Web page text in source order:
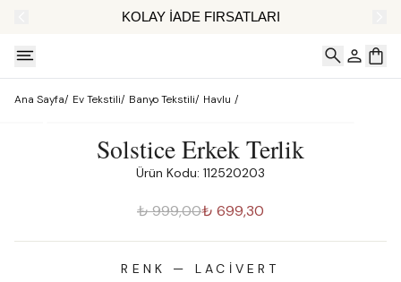
KOLAY İADE FIRSATLARI
Ana Sayfa/ Ev Tekstili/ Banyo Tekstili/ Havlu /
Solstice Erkek Terlik
Ürün Kodu: 112520203
₺ 999,00₺ 699,30
RENK — LACIVERT